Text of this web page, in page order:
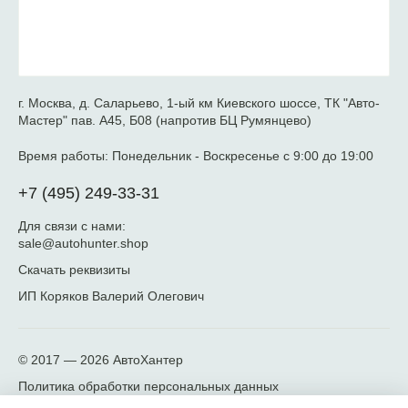
г. Москва, д. Саларьево, 1-ый км Киевского шоссе, ТК "Авто-
Мастер" пав. А45, Б08 (напротив БЦ Румянцево)
Время работы: Понедельник - Воскресенье с 9:00 до 19:00
+7 (495) 249-33-31
Для связи с нами:
sale@autohunter.shop
Скачать реквизиты
ИП Коряков Валерий Олегович
© 2017 — 2026 АвтоХантер
Политика обработки персональных данных